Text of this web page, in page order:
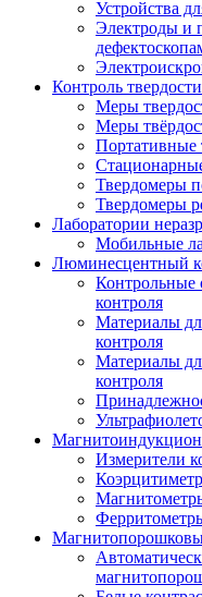
Устройства
Электроды и
Контроль твердости
Меры
Меры
Портативные
Твердомеры
Твердомеры
Лаборатории
Мобильные
Люминесцентный
Контрольные
контроля
Материалы
контроля
Материалы
контроля
Измерители